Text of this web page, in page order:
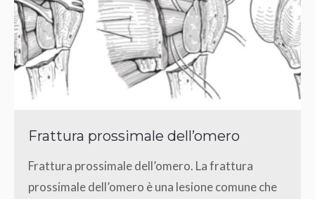
Frattura prossimale dell’omero
Frattura prossimale dell’omero. La frattura
prossimale dell’omero è una lesione comune che